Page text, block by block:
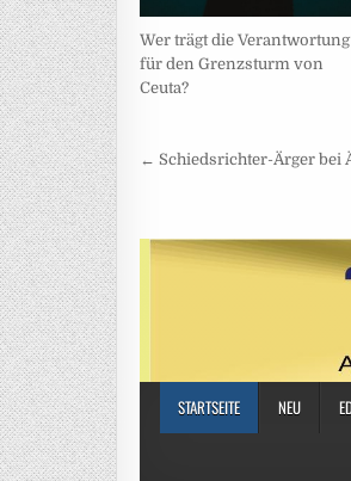
Wer trägt die Verantwortung
für den Grenzsturm von
Ceuta?
← Schiedsrichter-Ärger bei